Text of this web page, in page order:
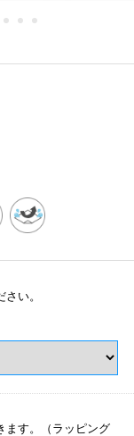
い。
ます。（ラッピング